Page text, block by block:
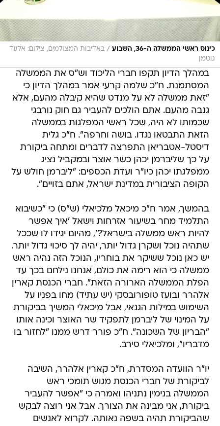
כינוס ראשי הממשלה ה-36, השבוע / באדיבות המצולמים, צילום: אלעד
גוטמן
במהלך הדיון תקפו חברי הליכוד וש"ס את הממשלה
המסתמנת. ח"כ שלמה קרעי אמר במהלך הדיון כי
"זאת ממשלה לא על מנדט שהיא קיבלה מהעם, אלא
גנבה מהעם. אתם הולכים להעביר גם חוק נורבגי
שכמותו לא היה, שכל ראשי המפלגות בממשלה
הזאת התבטאו נגדו. בושה וחרפה". ח"כ גלית
דיסטל-אטבריאן התפרצה לדברים ומתחה ביקורת
על כך שליברמן יכהן כשר אוצר ובמקביל נציג
ממפלגתו יכהן כיו"ר ועדת הכספים: "ליברמן חולש על
הקופה הציבורית במדינת ישראל, אתם בזויים".
בהמשך, אמר ח"כ מיכאל מלכיאלי (ש"ס) כי "כשיבוא
התלמיד מחר בשיעור אזרחות וישאל 'איך אפשר
להיות ראש ממשלה בישראל?', מהיום יגידו לו שככל
שתהיה נוכל ושקרן גדול יותר, יהיה לך סיכוי גדול יותר.
יש כאן נוכל ששיקר את בוחריו, הנוכל הזה נהיה ראש
ממשלה כי הוא רימה את כולם, אנחנו נילחם בכך עד
הפלת הממשלה הארורה הזאת". חברי הכנסת קארין
אלהרר ובועז טופורובסקי (יש עתיד) מחו בפניו על
השימוש במילות הגנאי, אבל מיכאלי המשיך בביקורת
על המינוי של ליברמן לתפקיד שר האוצר וכינה אותו
"הבריון של השכונה". ח"כ פורר דרש ממנו "לחזור בו
מדבריו", ומלכיאלי סירב.
יו"ר הוועדה המסדרת, ח"כ קארין אלהרר, השיבה
לביקורת של חברי הכנסת מגוש תומכי ראש
הממשלה בנימין נתניהו ואמרה כי "אפשר להעביר
ביקורת, אני מבינה את הצורך. אבל אני רוצה לבקש
שהביקורת תהיה בשפה נאותה. לקרוא לאנשים